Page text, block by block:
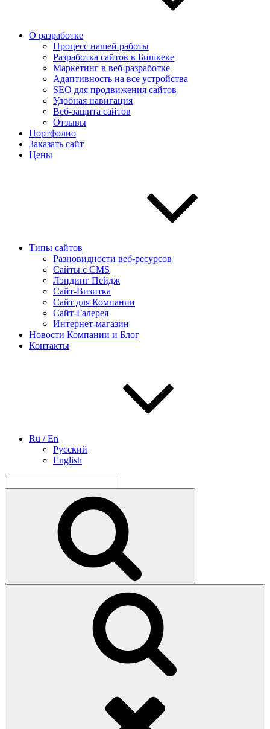
О разработке
Процесс нашей работы
Разработка сайтов в Бишкеке
Маркетинг в веб-разработке
Адаптивность на все устройства
SEO для продвижения сайтов
Удобная навигация
Веб-защита сайтов
Отзывы
Портфолио
Заказать сайт
Цены
Типы сайтов
Разновидности веб-ресурсов
Сайты с CMS
Лэндинг Пейдж
Сайт-Визитка
Сайт для Компании
Сайт-Галерея
Интернет-магазин
Новости Компании и Блог
Контакты
Ru / En
Русский
English